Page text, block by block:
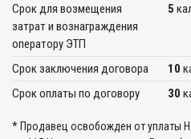
Срок для возмещения
затрат и вознаграждения
оператору ЭТП
5
Срок заключения договора 10
Срок оплаты по договору
30
* Продавец освобожден от уплаты